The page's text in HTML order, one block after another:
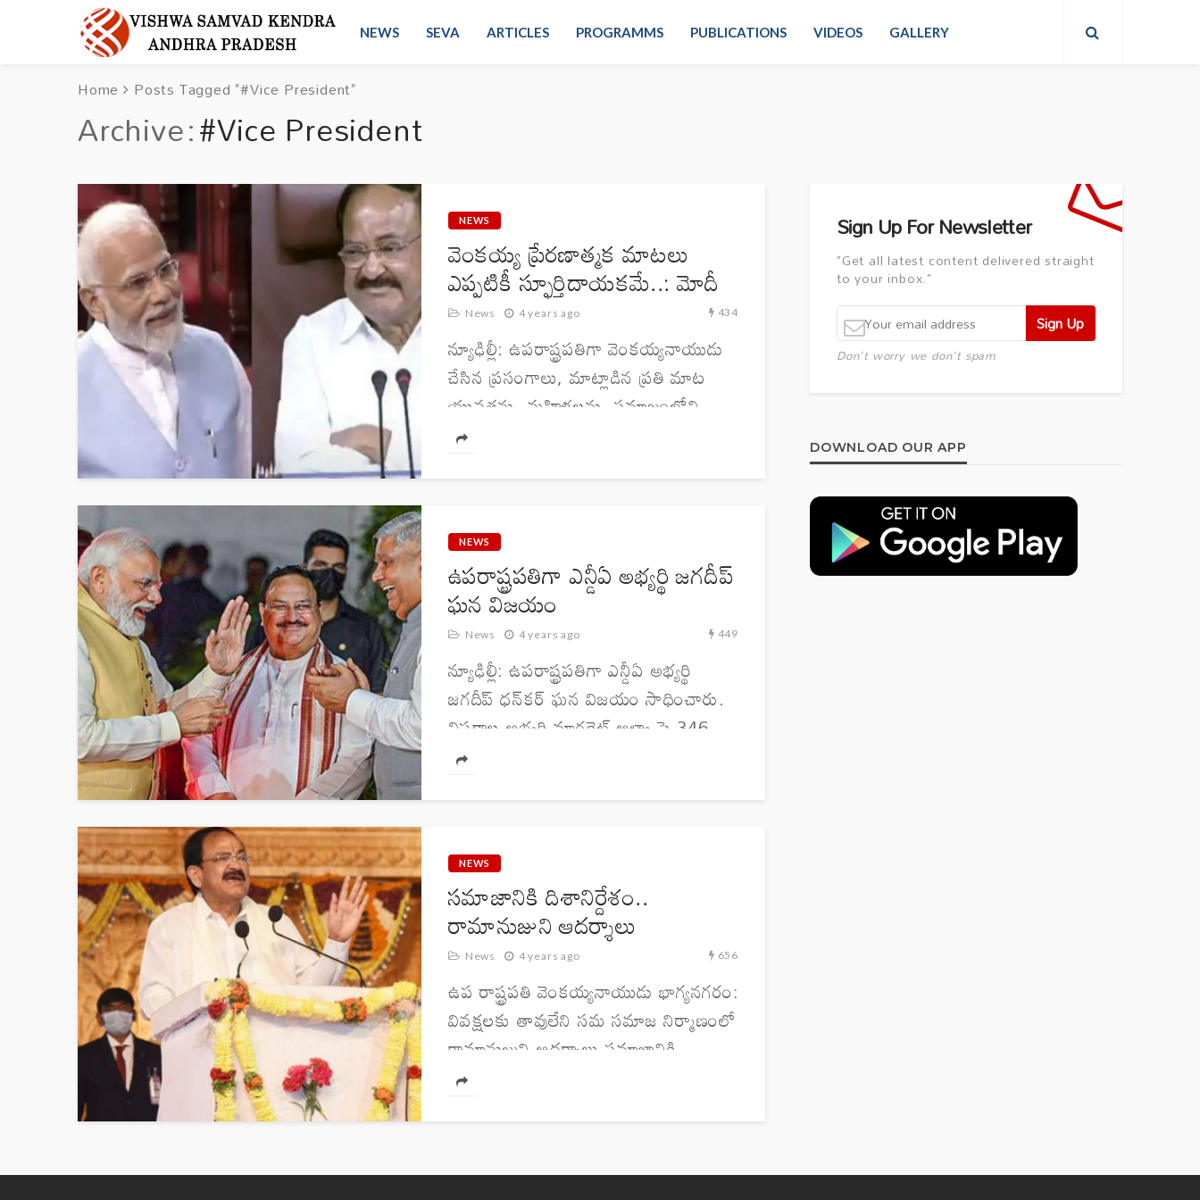
NEWS SEVA ARTICLES PROGRAMMS PUBLICATIONS VIDEOS GALLERY
Home Posts Tagged "#Vice President"
Archive #Vice President
NEWS
వెంకయ్య ప్రేరణాత్మక మాటలు
ఎప్పటికీ స్ఫూర్తిదాయకమే..: మోదీ
News 4 years ago 434
న్యూఢిల్లీ: ఉపరాష్ట్రపతిగా వెంకయ్యనాయుడు
చేసిన ప్రసంగాలు, మాట్లాడిన ప్రతి మాట
యువతను, మహిళలను, సమాజంలోని
పీడిత, తాడిత వర్గాలకు ఎంతగానో
మోదీ ప్రశంసించారు. భారత ఉప రాష్ట్రపతి,
వెంకయ్యనాయుడు పదవీకాలం ఈనెల...
NEWS
ఉపరాష్ట్రపతిగా ఎన్డీఏ అభ్యర్థి జగదీప్
ఘన విజయం
News 4 years ago 449
న్యూఢిల్లీ: ఉపరాష్ట్రపతిగా ఎన్డీఏ అభ్యర్థి
జగదీప్ ధన్⁬కర్ ఘన విజయం సాధించారు.
విపక్షాల అభ్యర్థి మార్గరెట్ ఆళ్వా పై 346
ఓట్ల తేడాతో గెలుపొందారు. ఎన్నికల్లో మొత్తం
528, మార్గరెట్ ఆళ్వాకు 182...
NEWS
సమాజానికి దిశానిర్దేశం..
రామానుజుని ఆదర్శాలు
News 4 years ago 656
ఉప రాష్ట్రపతి వెంకయ్యనాయుడు భాగ్య‌న‌గ‌రం:
వివక్షలకు తావులేని సమ సమాజ నిర్మాణంలో
రామానుజుని ఆదర్శాలు సమాజానికి
దిశానిర్దేశం చేస్తాయని గౌరవ ఉప రాష్ట్రపతి
ఆదర్శాలను యువత అర్థం చేసుకుని,
Sign Up For Newsletter
"Get all latest content delivered straight
to your inbox."
Don't worry we don't spam
DOWNLOAD OUR APP